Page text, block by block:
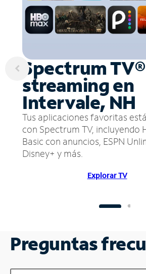
Spectrum
streaming en
Intervale, NH
Tus aplicaciones favoritas
con Spectrum TV, incluyendo
Basic con anuncios, ESPN
Disney+ y más.
Explorar TV
Preguntas